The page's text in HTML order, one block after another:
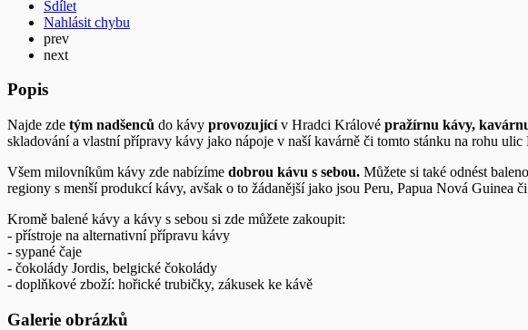
Sdílet
Nahlásit chybu
prev
next
Popis
Najde zde tým nadšenců do kávy provozujícív Hradci Králové pražírnu kávy,
skladování a vlastní přípravy kávy jako nápoje v naší kavárně či tomto stánku na rohu ulic
Všem milovníkům kávy zde nabízíme dobrou kávu s sebou. Můžete si také odnést
regiony s menší produkcí kávy, avšak o to žádanější jako jsou Peru, Papua Nová Guinea
Kromě balené kávy a kávy s sebou si zde můžete zakoupit:
- přístroje na alternativní přípravu kávy
- sypané čaje
- čokolády Jordis, belgické čokolády
- doplňkové zboží: hořické trubičky, zákusek ke kávě
Galerie obrázků